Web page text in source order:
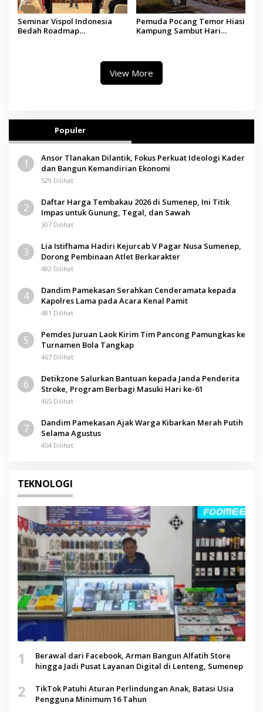
Seminar Vispol Indonesia
Bedah Roadmap
Pemuda Pocang Temor Hiasi
Kampung Sambut Hari
View More
Populer
1
Ansor Tlanakan Dilantik, Fokus Perkuat Ideologi Kader
dan Bangun Kemandirian Ekonomi
529 Dilihat
2
Daftar Harga Tembakau 2026 di Sumenep, Ini Titik
Impas untuk Gunung, Tegal, dan Sawah
507 Dilihat
3
Lia Istifhama Hadiri Kejurcab V Pagar Nusa Sumenep,
Dorong Pembinaan Atlet Berkarakter
482 Dilihat
4
Dandim Pamekasan Serahkan Cenderamata kepada
Kapolres Lama pada Acara Kenal Pamit
481 Dilihat
5
Pemdes Juruan Laok Kirim Tim Pancong Pamungkas ke
Turnamen Bola Tangkap
467 Dilihat
6
Detikzone Salurkan Bantuan kepada Janda Penderita
Stroke, Program Berbagi Masuki Hari ke-61
465 Dilihat
7
Dandim Pamekasan Ajak Warga Kibarkan Merah Putih
Selama Agustus
454 Dilihat
TEKNOLOGI
1
Berawal dari Facebook, Arman Bangun Alfatih Store
hingga Jadi Pusat Layanan Digital di Lenteng, Sumenep
2
TikTok Patuhi Aturan Perlindungan Anak, Batasi Usia
Pengguna Minimum 16 Tahun